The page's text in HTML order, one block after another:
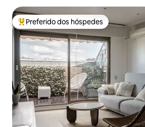
Entre os melhores preferidos dos
Preferido dos hóspedes